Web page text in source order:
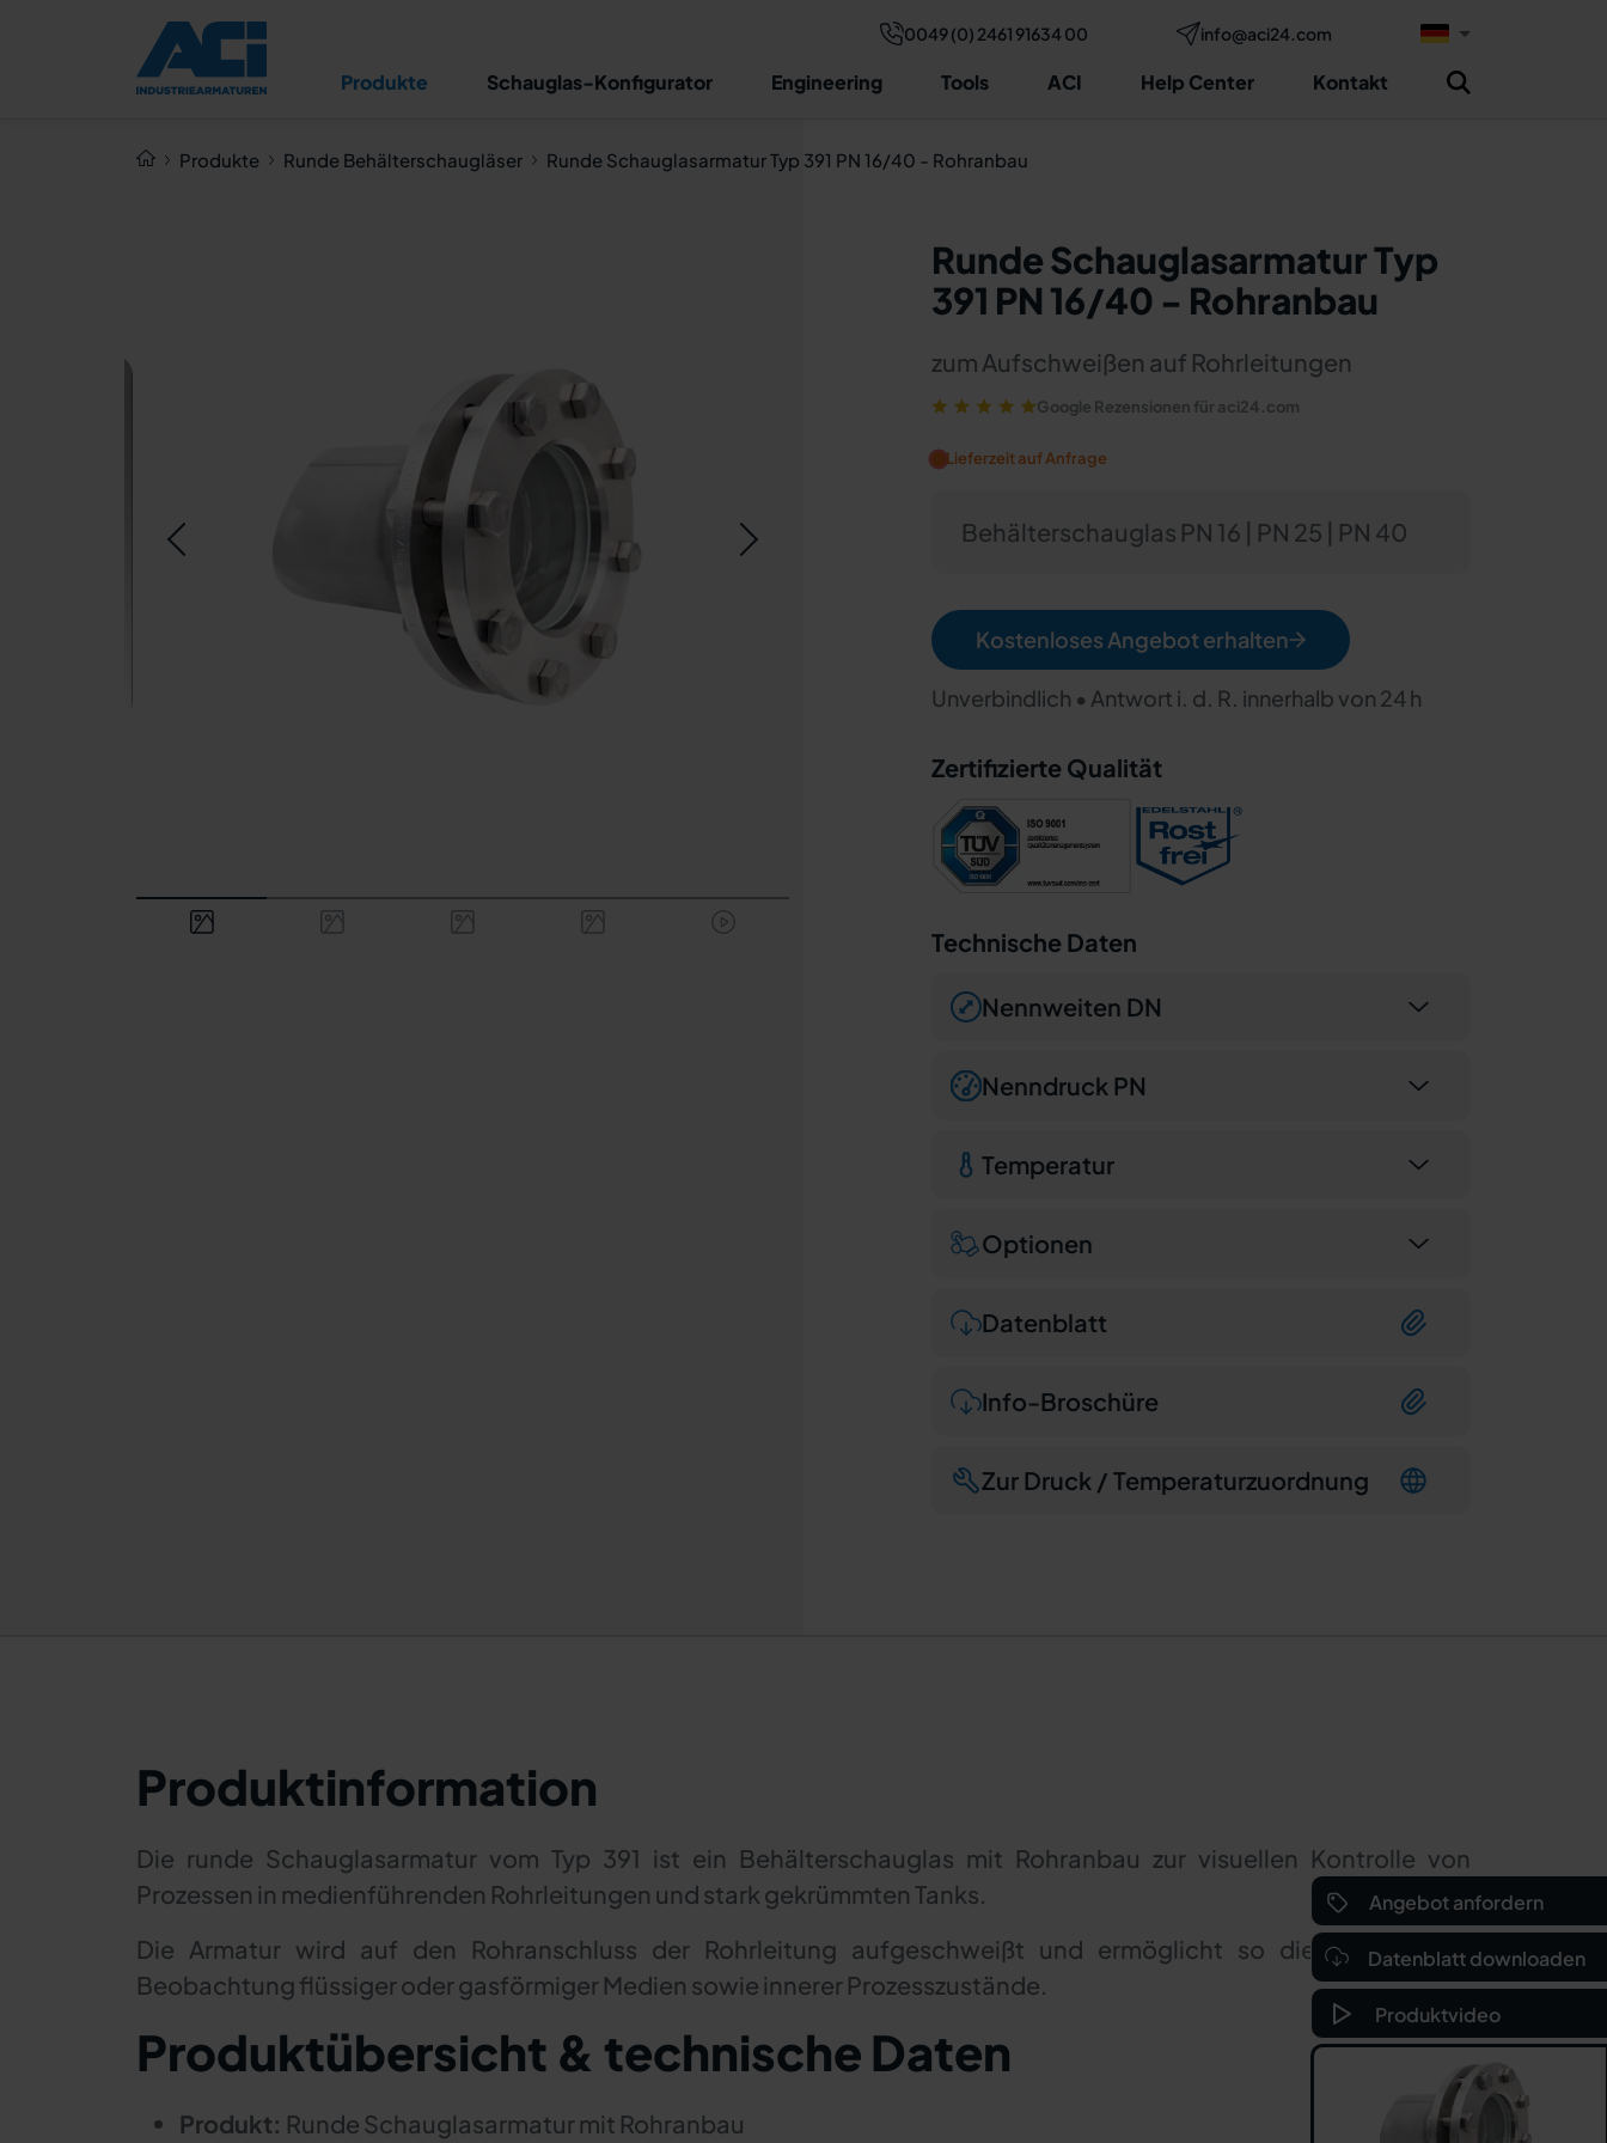
0049 (0) 2461 91634 00 info@aci24.com
Produkte Schauglas-Konfigurator Engineering Tools ACI Help Center Kontakt
Angebot anfordern
Datenblatt downloaden
Produktvideo
Runde Schauglasarmatur
Typ 391 PN 16/40 -
Rohranbau
Produkte Runde Behälterschaugläser Runde Schauglasarmatur Typ 391 PN 16/40 - Rohranbau
Runde Schauglasarmatur Typ
391 PN 16/40 - Rohranbau
zum Aufschweißen auf Rohrleitungen
Google Rezensionen für aci24.com
Lieferzeit auf Anfrage
Behälterschauglas PN 16 | PN 25 | PN 40
Kostenloses Angebot erhalten
Unverbindlich • Antwort i. d. R. innerhalb von 24 h
Zertifizierte Qualität
Technische Daten
Nennweiten DN
Nenndruck PN
Temperatur
Optionen
Datenblatt
Info-Broschüre
Zur Druck / Temperaturzuordnung
Produktinformation
Die runde Schauglasarmatur vom Typ 391 ist ein Behälterschauglas mit Rohranbau zur visuellen Kontrolle von
Prozessen in medienführenden Rohrleitungen und stark gekrümmten Tanks.
Die Armatur wird auf den Rohranschluss der Rohrleitung aufgeschweißt und ermöglicht so die zuverlässige
Beobachtung flüssiger oder gasförmiger Medien sowie innerer Prozesszustände.
Produktübersicht & technische Daten
Produkt: Runde Schauglasarmatur mit Rohranbau